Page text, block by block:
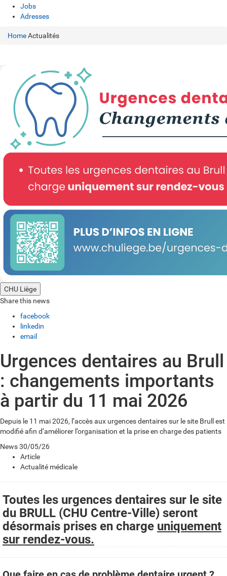
Jobs
Adresses
HomeActualités
CHU Liège
Share this news
facebook
linkedin
email
Urgences dentaires au Brull
: changements importants
à partir du 11 mai 2026
Depuis le 11 mai 2026, l’accès aux urgences dentaires sur le site Brull est
modifié afin d’améliorer l’organisation et la prise en charge des patients
News30/05/26
Article
Actualité médicale
Toutes les urgences dentaires sur le site
du BRULL (CHU Centre-Ville) seront
désormais prises en charge uniquement
sur rendez-vous.